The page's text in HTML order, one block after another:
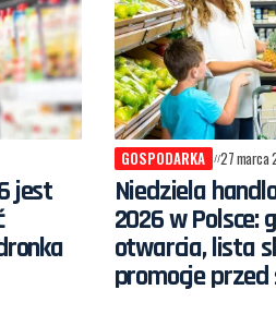
jest
GOSPODARKA 27 marca
Niedziela
2026 w Polsce:
otwarcia, lista
promocje